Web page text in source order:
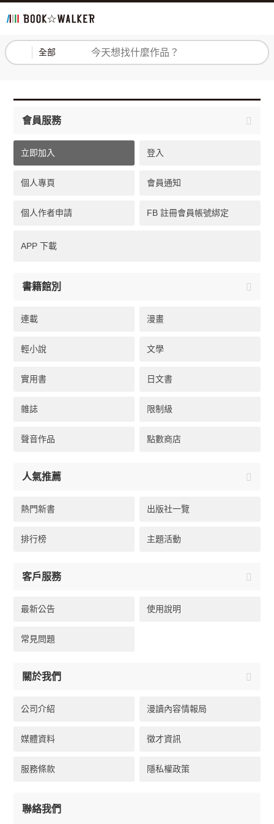
全部 登入 註冊
會員服務
立即加入 登入
個人專頁 會員通知
個人作者申請 FB 註冊會員帳號綁定
APP 下載
書籍館別
連載 漫畫
輕小說 文學
實用書 日文書
雜誌 限制級
聲音作品 點數商店
人氣推薦
熱門新書 出版社一覽
排行榜 主題活動
客戶服務
最新公告 使用說明
常見問題
關於我們
公司介紹 漫讀內容情報局
媒體資料 徵才資訊
服務條款 隱私權政策
聯絡我們